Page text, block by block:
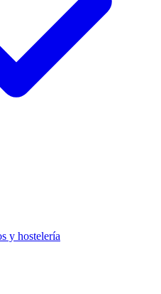
y hostelería